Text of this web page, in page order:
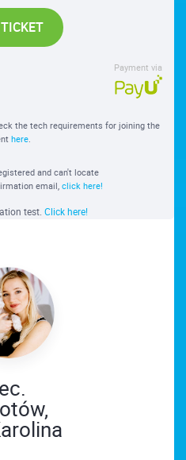
Payment via
the tech requirements for joining the
here.
and can't locate
email,click here!
test. Click here!